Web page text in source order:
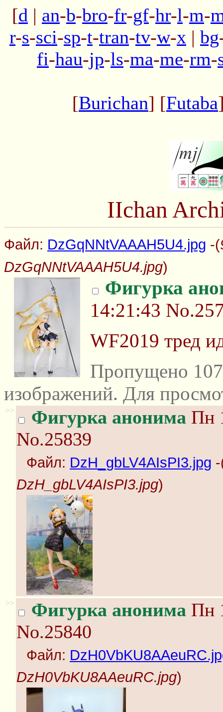
[d | an-b-bro-fr-gf-hr-l-m-
r-s-sci-sp-t-tran-tv-w-x | bg
fi-hau-jp-ls-ma-me-rm-
[Burichan] [Futaba
IIchan
Файл: DzGqNNtVAAAH5U4.jpg -(
DzGqNNtVAAAH5U4.jpg)
Фигурка
14:21:43
WF2019 тред
Пропущено
изображений. Для
>> Фигурка анонима Пн
No.25839
Файл: DzH_gbLV4AIsPI3.jpg
DzH_gbLV4AIsPI3.jpg)
>> Фигурка анонима Пн
No.25840
Файл:
DzH0VbKU8AAeuRC.jpg)